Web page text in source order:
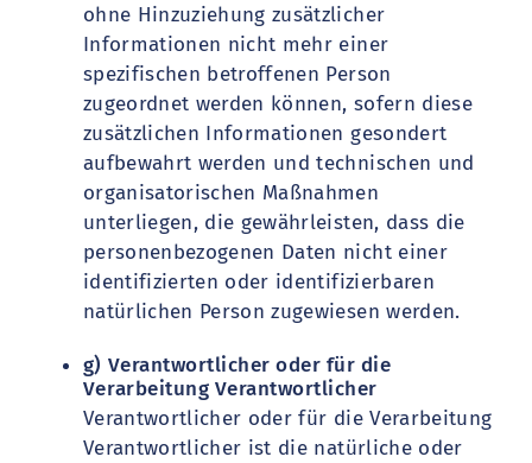
ohne Hinzuziehung zusätzlicher
Informationen nicht mehr einer
spezifischen betroffenen Person
zugeordnet werden können, sofern diese
zusätzlichen Informationen gesondert
aufbewahrt werden und technischen und
organisatorischen Maßnahmen
unterliegen, die gewährleisten, dass die
personenbezogenen Daten nicht einer
identifizierten oder identifizierbaren
natürlichen Person zugewiesen werden.
g) Verantwortlicher oder für die
Verarbeitung Verantwortlicher
Verantwortlicher oder für die Verarbeitung
Verantwortlicher ist die natürliche oder